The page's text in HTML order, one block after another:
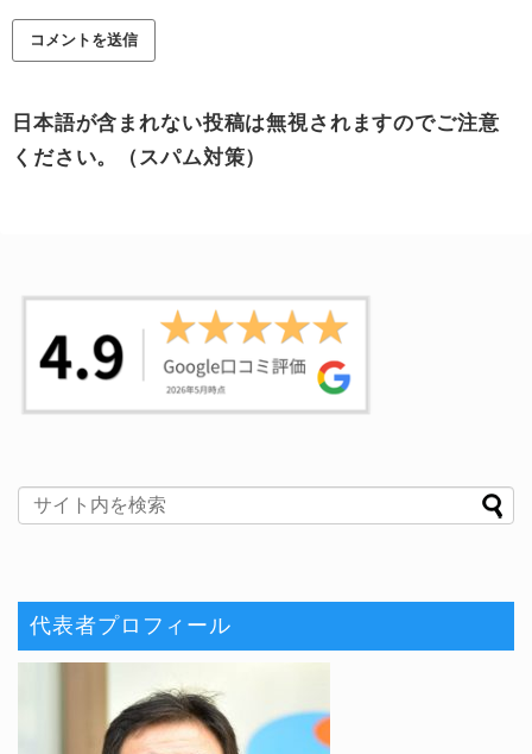
日本語が含まれない投稿は無視されますのでご注意
ください。（スパム対策）
代表者プロフィール